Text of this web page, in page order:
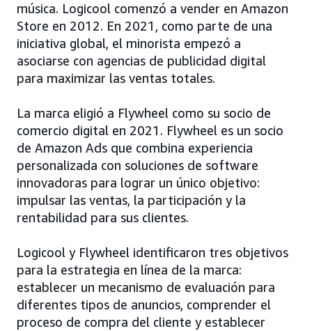
música. Logicool comenzó a vender en Amazon
Store en 2012. En 2021, como parte de una
iniciativa global, el minorista empezó a
asociarse con agencias de publicidad digital
para maximizar las ventas totales.
La marca eligió a Flywheel como su socio de
comercio digital en 2021. Flywheel es un socio
de Amazon Ads que combina experiencia
personalizada con soluciones de software
innovadoras para lograr un único objetivo:
impulsar las ventas, la participación y la
rentabilidad para sus clientes.
Logicool y Flywheel identificaron tres objetivos
para la estrategia en línea de la marca:
establecer un mecanismo de evaluación para
diferentes tipos de anuncios, comprender el
proceso de compra del cliente y establecer